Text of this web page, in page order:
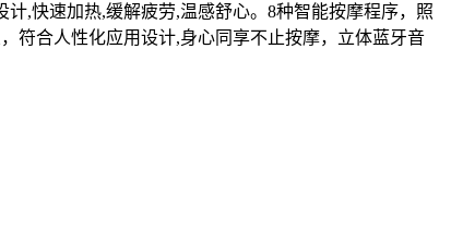
,快速加热,缓解疲劳,温感舒心。8种智能按摩程序，照
符合人性化应用设计,身心同享不止按摩，立体蓝牙音